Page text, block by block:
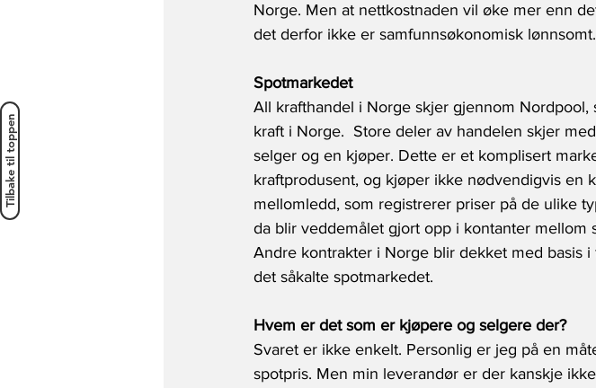
Tilbake til toppen
Norge. Men at nettkostnaden vil øke mer enn
det derfor ikke er samfunnsøkonomisk lønnsomt.
Spotmarkedet
All krafthandel i Norge skjer gjennom
kraft i Norge.  Store deler av handelen skjer
selger og en kjøper. Dette er et komplisert
kraftprodusent, og kjøper ikke nødvendigvis en
mellomledd, som registrerer priser på de ulike
da blir veddemålet gjort opp i kontanter mellom
Andre kontrakter i Norge blir dekket med basis
det såkalte spotmarkedet.
Hvem er det som er kjøpere og selgere der?
Svaret er ikke enkelt. Personlig er jeg på en
spotpris. Men min leverandør er der kanskje